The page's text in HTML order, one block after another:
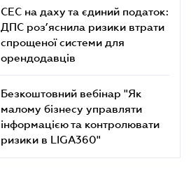
СЕС на даху та єдиний податок:
ДПС роз’яснила ризики втрати
спрощеної системи для
орендодавців
Безкоштовний вебінар "Як
малому бізнесу управляти
інформацією та контролювати
ризики в LIGA360"